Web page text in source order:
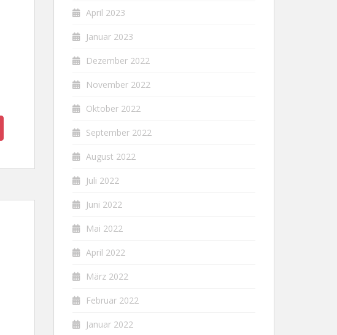
April 2023
Januar 2023
Dezember 2022
November 2022
Oktober 2022
September 2022
August 2022
Juli 2022
Juni 2022
Mai 2022
April 2022
März 2022
Februar 2022
Januar 2022